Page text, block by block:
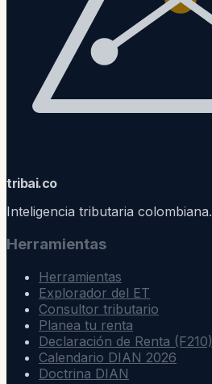
tribai.co
Inteligencia tributaria colombiana.
Herramientas
Herramientas
Explorador del ET
Consultor tributario
Planea tu renta
Declaración de Renta (F210)
Calendario DIAN 2026
Doctrina DIAN